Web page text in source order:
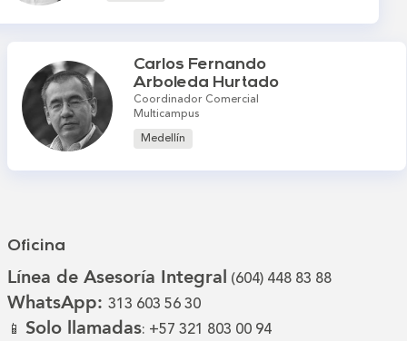
Carlos Fernando
Arboleda Hurtado
Coordinador Comercial
Multicampus
Medellín
Oficina
Línea de Asesoría Integral (604) 448 83 88
WhatsApp: 313 603 56 30
📱 Solo llamadas: +57 321 803 00 94